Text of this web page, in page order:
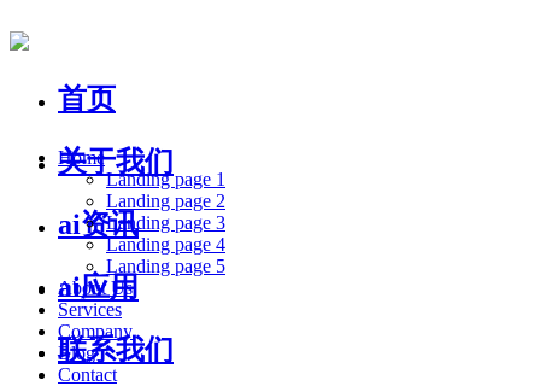
首页
关于我们
ai资讯
ai应用
联系我们
Home
Landing page 1
Landing page 2
Landing page 3
Landing page 4
Landing page 5
About Us
Services
Company
Blog
Contact